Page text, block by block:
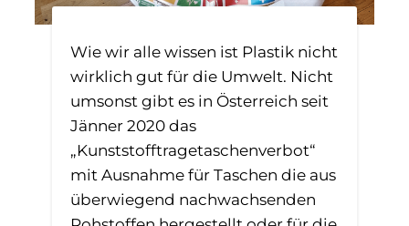
Wie wir alle wissen ist Plastik nicht
wirklich gut für die Umwelt. Nicht
umsonst gibt es in Österreich seit
Jänner 2020 das
„Kunststofftragetaschenverbot“
mit Ausnahme für Taschen die aus
überwiegend nachwachsenden